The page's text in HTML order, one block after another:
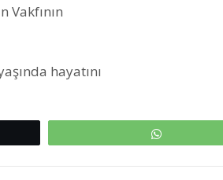
Vakfının
hayatını